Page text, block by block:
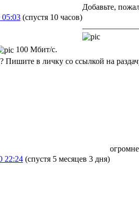
(спустя 10 часов)
Добавьте,
100 Мбит/с.
Пишите в личку со ссылкой на
22:24 (спустя 5 месяцев 3 дня)